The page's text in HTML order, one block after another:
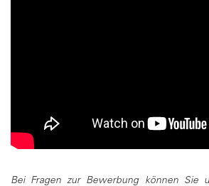
Bei Fragen zur Bewerbung können Sie